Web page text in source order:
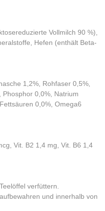
Vollmilch 90 %),
Hefen (enthält Beta-
1,2%, Rohfaser 0,5%,
Phosphor 0,0%, Natrium
0,0%, Omega6
Vit. B2 1,4 mg, Vit. B6 1,4
verfüttern.
und innerhalb von